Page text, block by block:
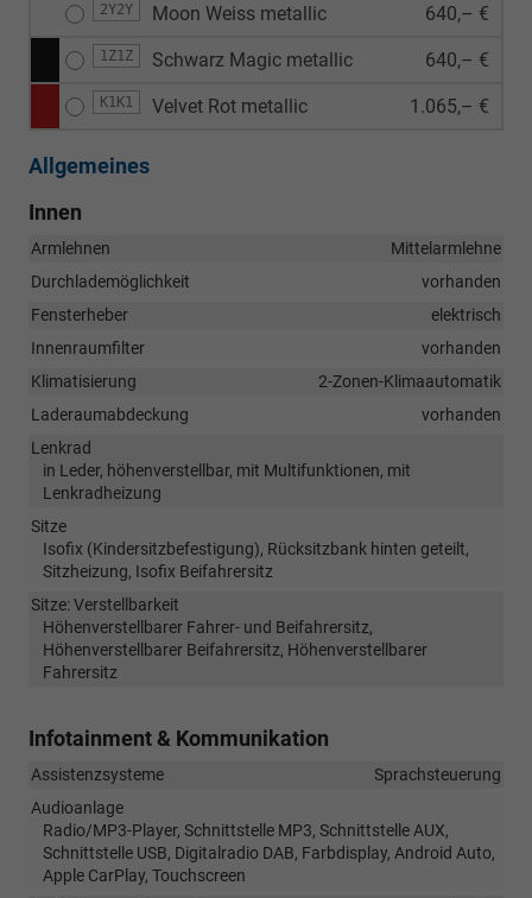
2Y2Y Moon Weiss metallic 640,– €
1Z1Z Schwarz Magic metallic 640,– €
K1K1 Velvet Rot metallic 1.065,– €
Allgemeines
Innen
Armlehnen
Mittelarmlehne
Durchlademöglichkeit
vorhanden
Fensterheber
elektrisch
Innenraumfilter
vorhanden
Klimatisierung
2-Zonen-Klimaautomatik
Laderaumabdeckung
vorhanden
Lenkrad
in Leder, höhenverstellbar, mit Multifunktionen, mit
Lenkradheizung
Sitze
Isofix (Kindersitzbefestigung), Rücksitzbank hinten geteilt,
Sitzheizung, Isofix Beifahrersitz
Sitze: Verstellbarkeit
Höhenverstellbarer Fahrer- und Beifahrersitz,
Höhenverstellbarer Beifahrersitz, Höhenverstellbarer
Fahrersitz
Infotainment & Kommunikation
Assistenzsysteme
Sprachsteuerung
Audioanlage
Radio/MP3-Player, Schnittstelle MP3, Schnittstelle AUX,
Schnittstelle USB, Digitalradio DAB, Farbdisplay, Android Auto,
Apple CarPlay, Touchscreen